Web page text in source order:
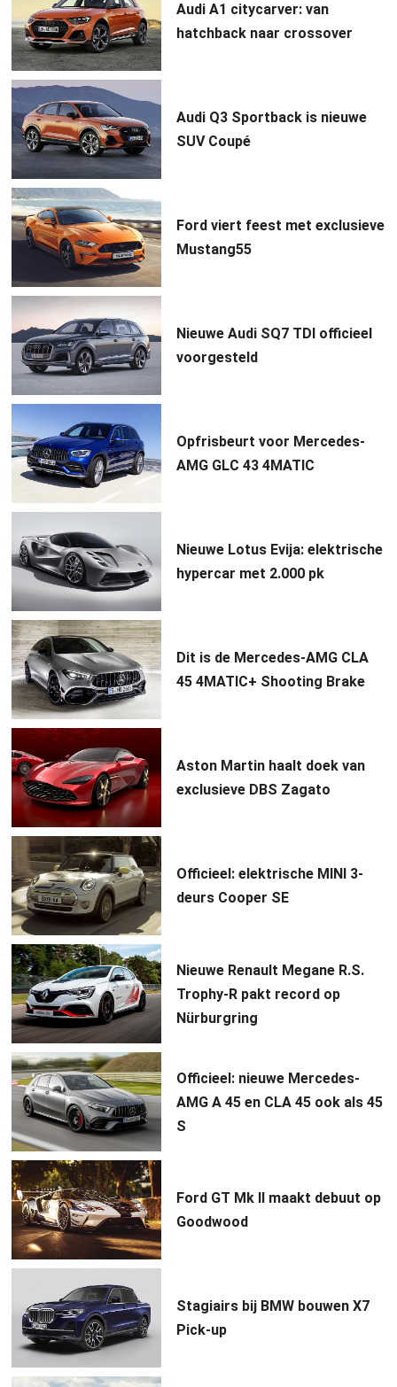
Audi A1 citycarver: van
hatchback naar crossover
Audi Q3 Sportback is nieuwe
SUV Coupé
Ford viert feest met exclusieve
Mustang55
Nieuwe Audi SQ7 TDI officieel
voorgesteld
Opfrisbeurt voor Mercedes-
AMG GLC 43 4MATIC
Nieuwe Lotus Evija: elektrische
hypercar met 2.000 pk
Dit is de Mercedes-AMG CLA
45 4MATIC+ Shooting Brake
Aston Martin haalt doek van
exclusieve DBS Zagato
Officieel: elektrische MINI 3-
deurs Cooper SE
Nieuwe Renault Megane R.S.
Trophy-R pakt record op
Nürburgring
Officieel: nieuwe Mercedes-
AMG A 45 en CLA 45 ook als 45
S
Ford GT Mk II maakt debuut op
Goodwood
Stagiairs bij BMW bouwen X7
Pick-up